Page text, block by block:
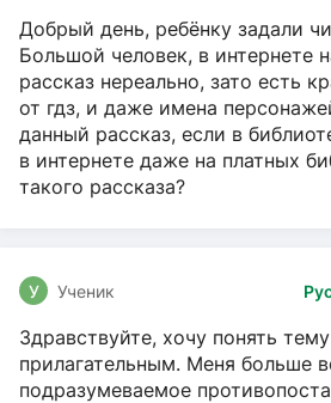
Добрый день, ребёнку задали
Большой человек, в интернете
рассказ нереально, зато есть
от гдз, и даже имена
данный рассказ, если в
в интернете даже на платных
такого рассказа?
У Ученик
Здравствуйте, хочу понять
прилагательным. Меня больше
подразумеваемое